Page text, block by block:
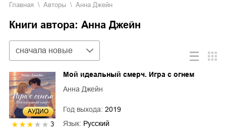
Главная Aвторы Анна Джейн
Книги автора: Анна Джейн
Сортировка
сначала новые
AУДИО
3
Мой идеальный смерч. Игра с огнем
Анна Джейн
Год выхода: 2019
Язык: Русский